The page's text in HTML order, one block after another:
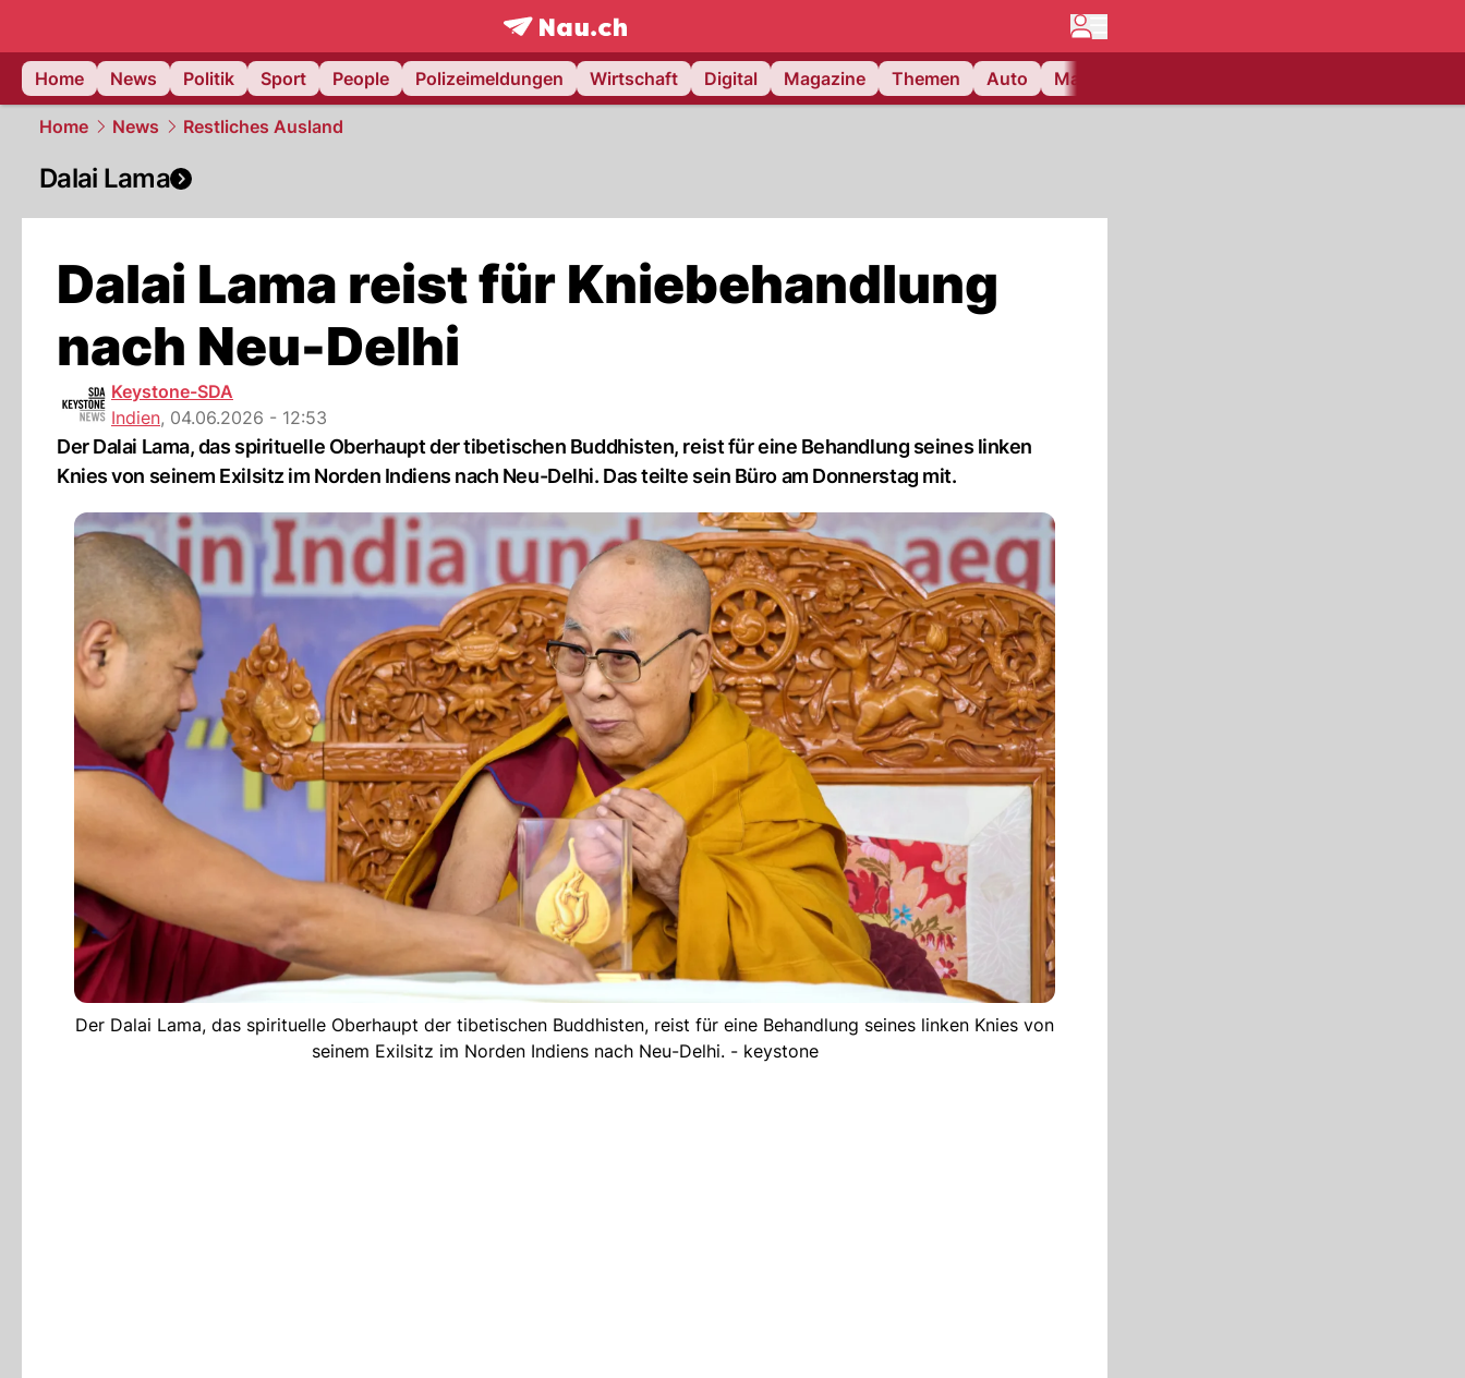
frontpage.NAU.ch
Home
News Politik Sport People Polizeimeldungen Wirtschaft Digital Magazine Themen Auto Matchcenter
Home News Restliches Ausland
Dalai Lama
Dalai Lama reist für Kniebehandlung
nach Neu-Delhi
Keystone-SDA
Indien, 04.06.2026 - 12:53
Der Dalai Lama, das spirituelle Oberhaupt der tibetischen Buddhisten, reist für eine Behandlung seines linken
Knies von seinem Exilsitz im Norden Indiens nach Neu-Delhi. Das teilte sein Büro am Donnerstag mit.
Der Dalai Lama, das spirituelle Oberhaupt der tibetischen Buddhisten, reist für eine Behandlung seines linken Knies von
seinem Exilsitz im Norden Indiens nach Neu-Delhi. - keystone